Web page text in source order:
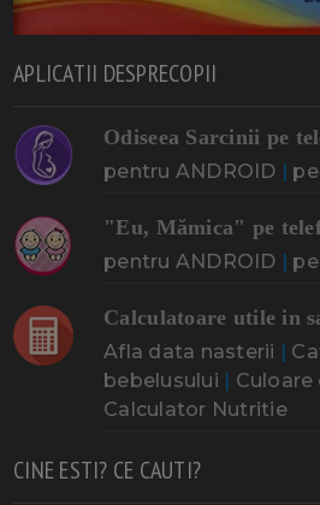
APLICATII DESPRECOPII
Odiseea Sarcinii pe
pentru ANDROID |
"Eu, Mămica" pe
pentru ANDROID |
Calculatoare utile in
Afla data nasterii |
bebelusului | Culoare
Calculator Nutritie
CINE ESTI? CE CAUTI?